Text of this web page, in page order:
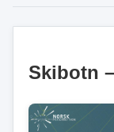
Skibotn